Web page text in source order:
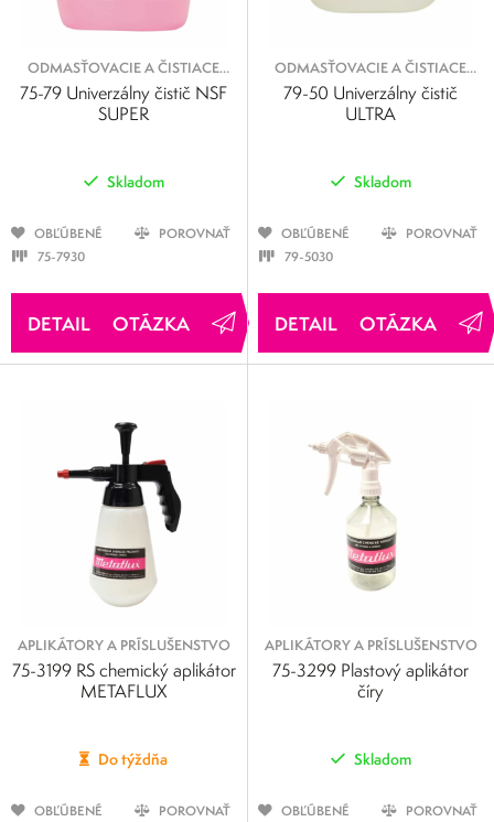
ODMASŤOVACIE A ČISTIACE
KVAPALINY
75-79 Univerzálny čistič NSF
SUPER
Skladom
OBĽÚBENÉ
POROVNAŤ
75-7930
OTÁZKA
ODMASŤOVACIE A ČISTIACE
KVAPALINY
79-50 Univerzálny čistič
ULTRA
Skladom
OBĽÚBENÉ
POROVNAŤ
79-5030
OTÁZKA
APLIKÁTORY A PRÍSLUŠENSTVO
75-3199 RS chemický aplikátor
METAFLUX
Do týždňa
OBĽÚBENÉ
POROVNAŤ
APLIKÁTORY A PRÍSLUŠENSTVO
75-3299 Plastový aplikátor
číry
Skladom
OBĽÚBENÉ
POROVNAŤ